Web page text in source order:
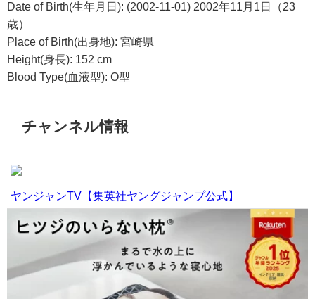
Date of Birth(生年月日): (2002-11-01) 2002年11月1日（23
歳）
Place of Birth(出身地): 宮崎県
Height(身長): 152 cm
Blood Type(血液型): O型
チャンネル情報
ヤンジャンTV【集英社ヤングジャンプ公式】